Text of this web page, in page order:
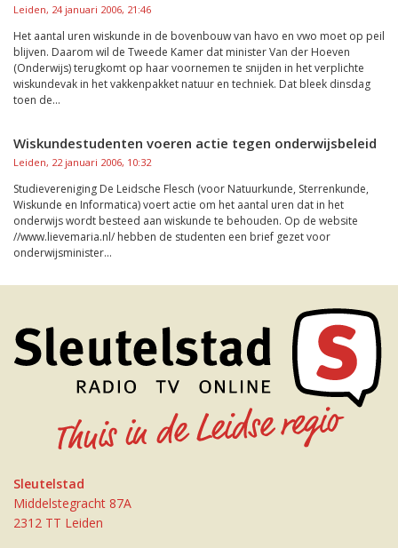
Inklappen
Leiden, 24 januari 2006, 21:46
Het aantal uren wiskunde in de bovenbouw van havo en vwo moet op peil
blijven. Daarom wil de Tweede Kamer dat minister Van der Hoeven
(Onderwijs) terugkomt op haar voornemen te snijden in het verplichte
wiskundevak in het vakkenpakket natuur en techniek. Dat bleek dinsdag
toen de...
Wiskundestudenten voeren actie tegen onderwijsbeleid
Leiden, 22 januari 2006, 10:32
Studievereniging De Leidsche Flesch (voor Natuurkunde, Sterrenkunde,
Wiskunde en Informatica) voert actie om het aantal uren dat in het
onderwijs wordt besteed aan wiskunde te behouden. Op de website
//www.lievemaria.nl/ hebben de studenten een brief gezet voor
onderwijsminister...
Sleutelstad
Middelstegracht 87A
2312 TT Leiden